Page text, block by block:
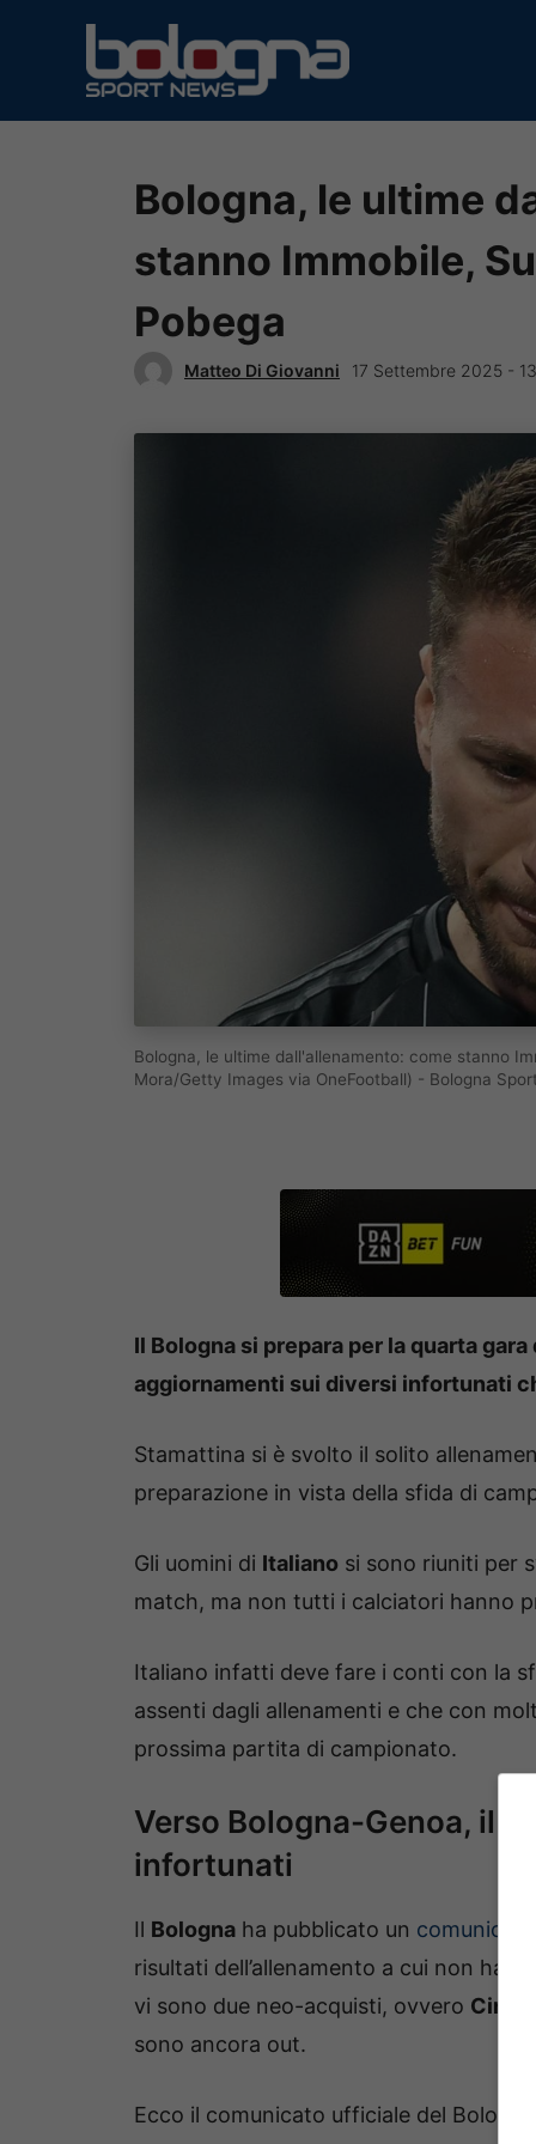
contenuto
Bologna, le ultime
stanno Immobile,
Pobega
Matteo Di Giovanni 17 Settembre 2025 -
Bologna, le ultime dall'allenamento: come stanno
Mora/Getty Images via OneFootball) - Bologna
Il Bologna si prepara per la quarta
aggiornamenti sui diversi infortunati
Stamattina si è svolto il solito
preparazione in vista della sfida di
Gli uomini di Italiano si sono riuniti per
match, ma non tutti i calciatori hanno
Italiano infatti deve fare i conti con la
assenti dagli allenamenti e che con
prossima partita di campionato.
Verso Bologna-Genoa, il
infortunati
Il Bologna ha pubblicato un
risultati dell’allenamento a cui non
vi sono due neo-acquisti, ovvero Ciro
sono ancora out.
Ecco il comunicato ufficiale del Bologna: